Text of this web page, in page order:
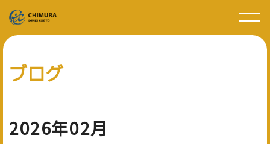
ブログ
2026年02月